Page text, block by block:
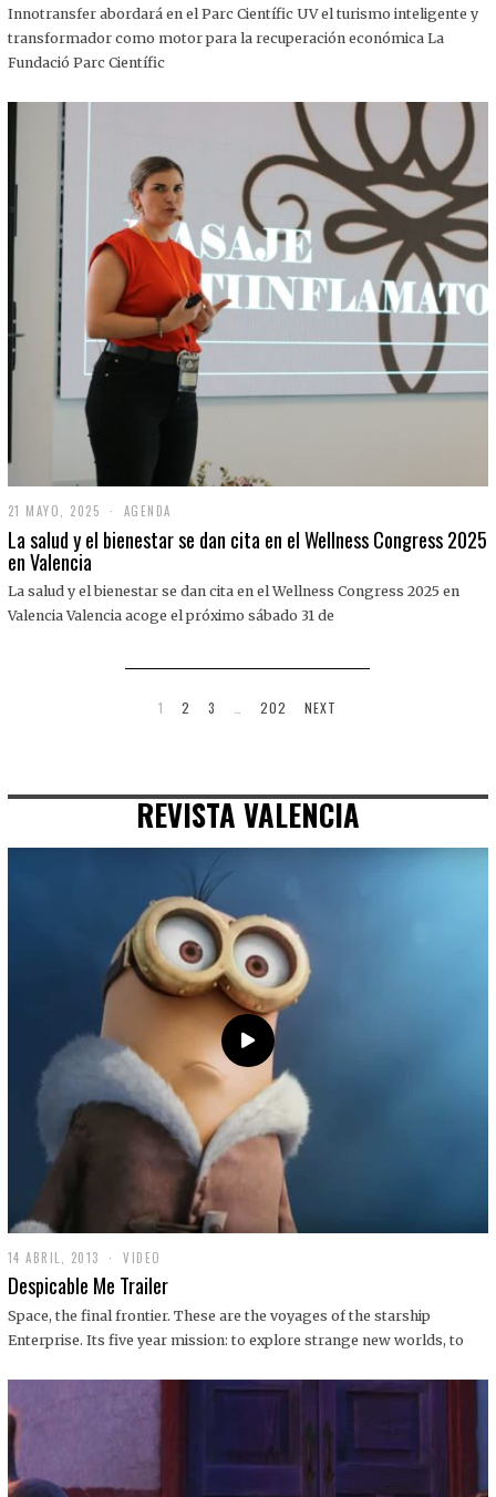
,
0
2
Innotransfer abordará en el Parc Científic UV el turismo inteligente y
transformador como motor para la recuperación económica La
Fundació Parc Científic
21 MAYO, 2025
1
M
O
,
AGENDA
La salud y el bienestar se dan cita en el Wellness Congress 2025
en Valencia
La salud y el bienestar se dan cita en el Wellness Congress 2025 en
Valencia Valencia acoge el próximo sábado 31 de
1 2 3 202 NEXT
REVISTA VALENCIA
14 ABRIL, 2013
9
D
C
I
1
VIDEO
Despicable Me Trailer
Space, the final frontier. These are the voyages of the starship
Enterprise. Its five year mission: to explore strange new worlds, to